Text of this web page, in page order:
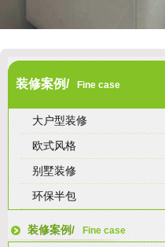
装修案例/ Fine case
大户型装修
欧式风格
别墅装修
环保半包
装修案例/ Fine case